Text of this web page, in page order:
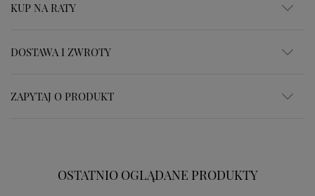
KUP NA RATY
DOSTAWA I ZWROTY
ZAPYTAJ O PRODUKT
OSTATNIO OGLĄDANE PRODUKTY